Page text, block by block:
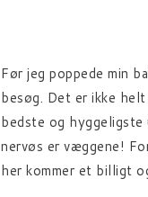
Før jeg poppede min
besøg. Det er ikke
bedste og hyggeligste
nervøs er væggene!
her kommer et billigt